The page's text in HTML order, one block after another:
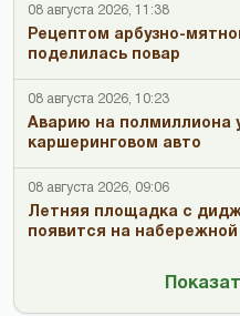
08 августа 2026, 11:38
Рецептом арбузно-
поделилась повар
08 августа 2026, 10:23
Аварию на полмиллиона
каршеринговом авто
08 августа 2026, 09:06
Летняя площадка с
появится на набережной